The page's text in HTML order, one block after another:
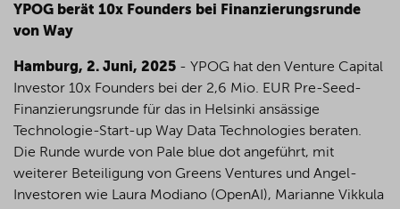
YPOG berät 10x Founders bei Finanzierungsrunde
von Way
Hamburg, 2. Juni, 2025 - YPOG hat den Venture Capital
Investor 10x Founders bei der 2,6 Mio. EUR Pre-Seed-
Finanzierungsrunde für das in Helsinki ansässige
Technologie-Start-up Way Data Technologies beraten.
Die Runde wurde von Pale blue dot angeführt, mit
weiterer Beteiligung von Greens Ventures und Angel-
Investoren wie Laura Modiano (OpenAI), Marianne Vikkula